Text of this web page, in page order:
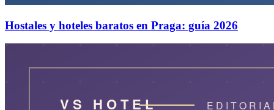
Hostales y hoteles baratos en Praga: guía 2026